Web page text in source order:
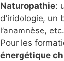
Naturopathie:
d’iridologie, un
l’anamnèse,
Pour les
énergétique